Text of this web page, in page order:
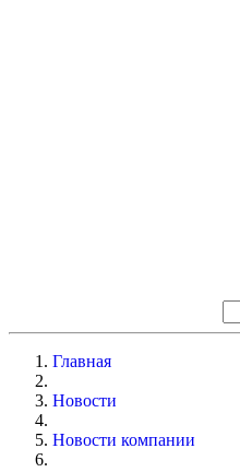
Главная
Новости
Новости компании